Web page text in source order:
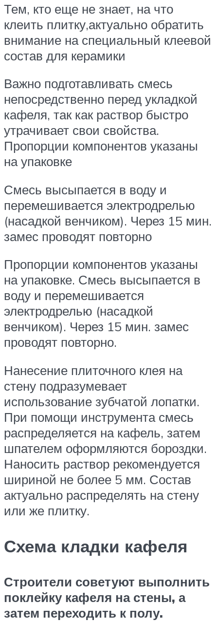
Тем, кто еще не знает, на что
клеить плитку,актуально обратить
внимание на специальный клеевой
состав для керамики
Важно подготавливать смесь
непосредственно перед укладкой
кафеля, так как раствор быстро
утрачивает свои свойства.
Пропорции компонентов указаны
на упаковке
Смесь высыпается в воду и
перемешивается электродрелью
(насадкой венчиком). Через 15 мин.
замес проводят повторно
Пропорции компонентов указаны
на упаковке. Смесь высыпается в
воду и перемешивается
электродрелью (насадкой
венчиком). Через 15 мин. замес
проводят повторно.
Нанесение плиточного клея на
стену подразумевает
использование зубчатой лопатки.
При помощи инструмента смесь
распределяется на кафель, затем
шпателем оформляются бороздки.
Наносить раствор рекомендуется
шириной не более 5 мм. Состав
актуально распределять на стену
или же плитку.
Схема кладки кафеля
Строители советуют выполнить
поклейку кафеля на стены, а
затем переходить к полу.